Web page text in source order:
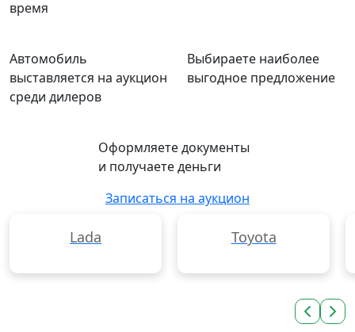
время
Автомобиль
выставляется на аукцион
среди дилеров
Выбираете наиболее
выгодное предложение
Оформляете документы
и получаете деньги
Записаться на аукцион
Lada Toyota